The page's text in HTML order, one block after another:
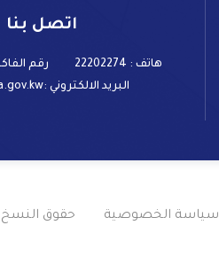
اتصل بنا
هاتف : 22202274
رقم الفاكس :
البريد الالكتروني:info@cpa.gov.kw
سياسة الخصوصية حقوق النسخ